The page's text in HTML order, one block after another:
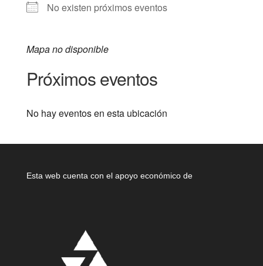
No existen próximos eventos
Mapa no disponible
Próximos eventos
No hay eventos en esta ubicación
Esta web cuenta con el apoyo económico de